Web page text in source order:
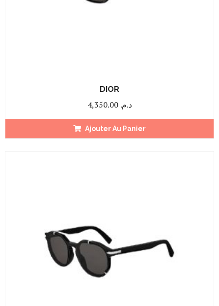
DIOR
د.م. 4,350.00
Ajouter Au Panier